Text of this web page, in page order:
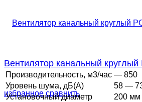
избранное сравнить
Вентилятор канальный
Производительность, м3/час — 850
Уровень шума, дБ(А)
58 —
Установочный диаметр
200 мм